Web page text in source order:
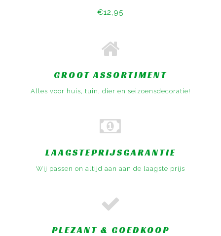
€12,95
GROOT ASSORTIMENT
Alles voor huis, tuin, dier en seizoensdecoratie!
LAAGSTEPRIJSGARANTIE
Wij passen on altijd aan aan de laagste prijs
PLEZANT & GOEDKOOP